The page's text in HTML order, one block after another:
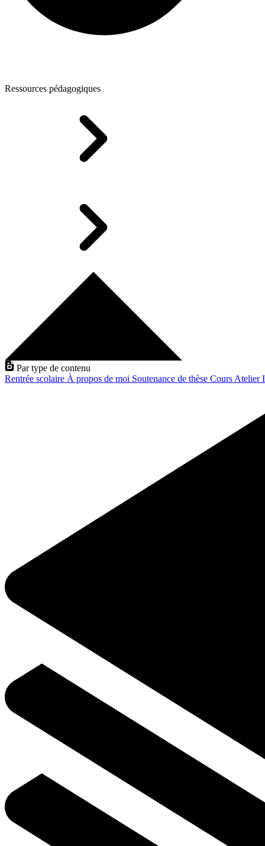
Ressources pédagogiques
Par type de contenu
Rentrée scolaire À propos de moi Soutenance de thèse Cours Atelier